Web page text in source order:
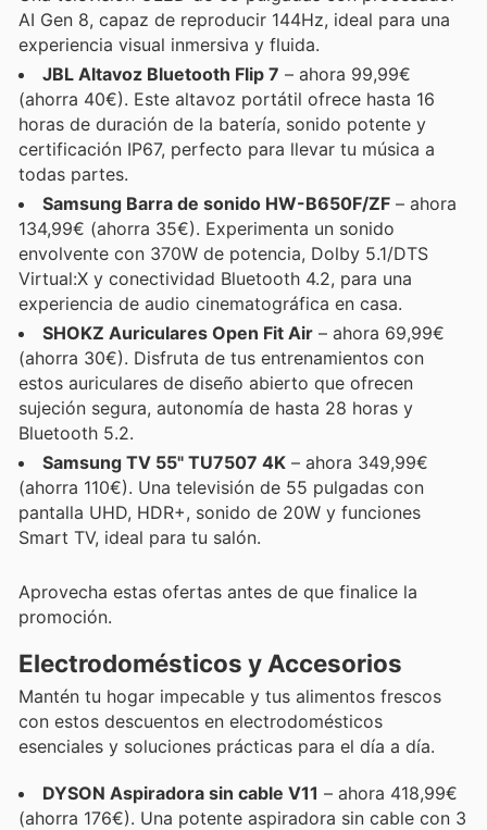
AI Gen 8, capaz de reproducir 144Hz, ideal para una
experiencia visual inmersiva y fluida.
JBL Altavoz Bluetooth Flip 7 – ahora 99,99€
(ahorra 40€). Este altavoz portátil ofrece hasta 16
horas de duración de la batería, sonido potente y
certificación IP67, perfecto para llevar tu música a
todas partes.
Samsung Barra de sonido HW-B650F/ZF – ahora
134,99€ (ahorra 35€). Experimenta un sonido
envolvente con 370W de potencia, Dolby 5.1/DTS
Virtual:X y conectividad Bluetooth 4.2, para una
experiencia de audio cinematográfica en casa.
SHOKZ Auriculares Open Fit Air – ahora 69,99€
(ahorra 30€). Disfruta de tus entrenamientos con
estos auriculares de diseño abierto que ofrecen
sujeción segura, autonomía de hasta 28 horas y
Bluetooth 5.2.
Samsung TV 55" TU7507 4K – ahora 349,99€
(ahorra 110€). Una televisión de 55 pulgadas con
pantalla UHD, HDR+, sonido de 20W y funciones
Smart TV, ideal para tu salón.
Aprovecha estas ofertas antes de que finalice la
promoción.
Electrodomésticos y Accesorios
Mantén tu hogar impecable y tus alimentos frescos
con estos descuentos en electrodomésticos
esenciales y soluciones prácticas para el día a día.
DYSON Aspiradora sin cable V11 – ahora 418,99€
(ahorra 176€). Una potente aspiradora sin cable con 3